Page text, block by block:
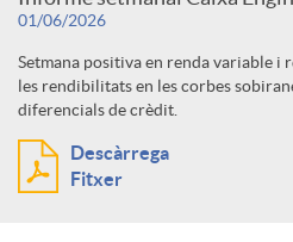
s
s
i
b
e
c
u
l
t
ó
p
c
a
d
01/06/2026
Setmana positiva en renda variable i
les rendibilitats en les corbes
diferencials de crèdit.
Descàrrega
Fitxer